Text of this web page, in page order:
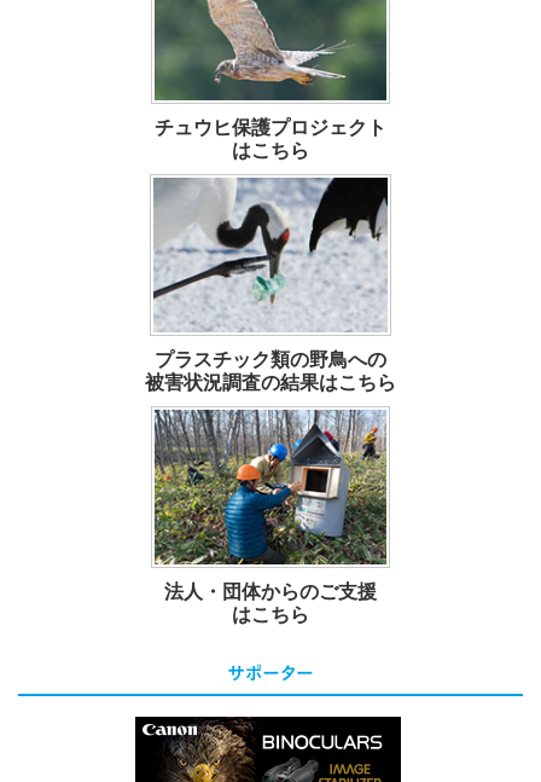
チュウヒ保護プロジェクト
はこちら
プラスチック類の野鳥への
被害状況調査の結果はこちら
法人・団体からのご支援
はこちら